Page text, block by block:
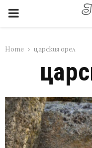
PRIMARY
Home царския орел